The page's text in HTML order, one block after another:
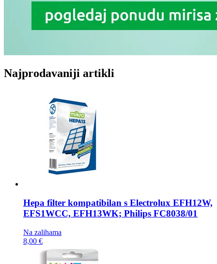
Najprodavaniji artikli
Hepa filter kompatibilan s Electrolux EFH12W,
EFS1WCC, EFH13WK; Philips FC8038/01
Na zalihama
8,00 €